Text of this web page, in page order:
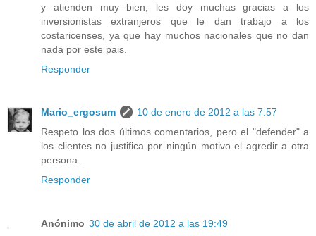
y atienden muy bien, les doy muchas gracias a los
inversionistas extranjeros que le dan trabajo a los
costaricenses, ya que hay muchos nacionales que no dan
nada por este pais.
Responder
Mario_ergosum
10 de enero de 2012 a las 7:57
Respeto los dos últimos comentarios, pero el "defender" a
los clientes no justifica por ningún motivo el agredir a otra
persona.
Responder
Anónimo 30 de abril de 2012 a las 19:49